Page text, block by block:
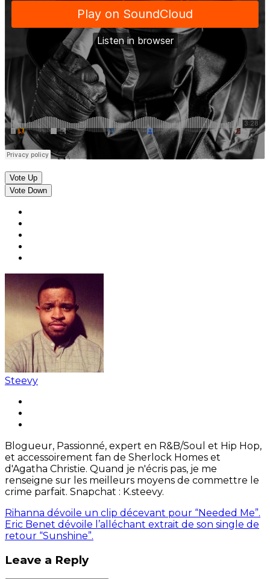
Vote Up
Vote Down
Steevy
Blogueur, Passionné, expert en R&B/Soul et Hip Hop,
et accessoirement fan de Sherlock Homes et
d'Agatha Christie. Quand je n'écris pas, je me
renseigne sur les meilleurs moyens de commettre le
crime parfait. Snapchat : K.steevy.
Rihanna dévoile un clip décevant pour “Needed Me”.
Eric Benet dévoile l’alléchant extrait de son single de
retour “Sunshine”.
Leave a Reply